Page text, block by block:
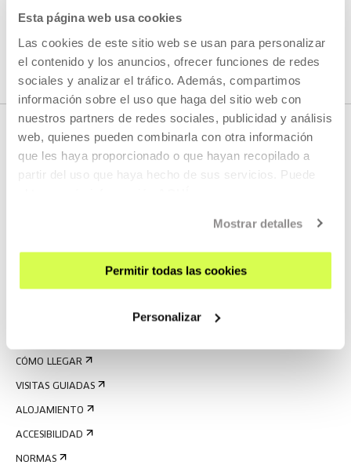
Esta página web usa cookies
Las cookies de este sitio web se usan para personalizar
el contenido y los anuncios, ofrecer funciones de redes
sociales y analizar el tráfico. Además, compartimos
información sobre el uso que haga del sitio web con
nuestros partners de redes sociales, publicidad y análisis
web, quienes pueden combinarla con otra información
que les haya proporcionado o que hayan recopilado a
partir del uso que haya hecho de sus servicios. Puede
Mostrar detalles
Permitir todas las cookies
Personalizar
VER TODOS LOS ARTISTAS Y CREADORES/AS
REGÍSTRATE AL BOLETÍN
CÓMO LLEGAR
VISITAS GUIADAS
ALOJAMIENTO
ACCESIBILIDAD
NORMAS